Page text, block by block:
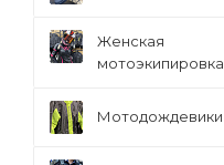
Женская
мотоэкипировка
Мотодождевики